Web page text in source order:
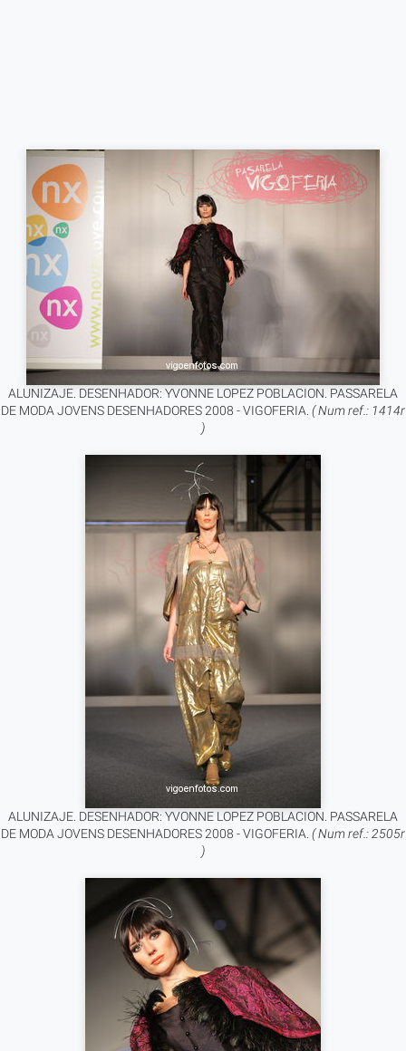
ALUNIZAJE. DESENHADOR: YVONNE LOPEZ POBLACION. PASSARELA
DE MODA JOVENS DESENHADORES 2008 - VIGOFERIA. ( Num ref.: 1414r
)
ALUNIZAJE. DESENHADOR: YVONNE LOPEZ POBLACION. PASSARELA
DE MODA JOVENS DESENHADORES 2008 - VIGOFERIA. ( Num ref.: 2505r
)